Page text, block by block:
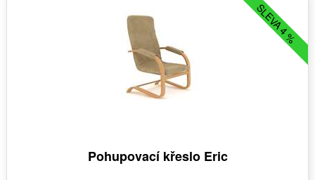
Pohupovací křeslo Eric
SLEVA 4 %